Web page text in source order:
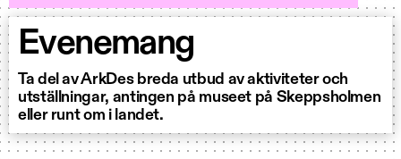
Evenemang
Ta del av ArkDes breda utbud av aktiviteter och
utställningar, antingen på museet på Skeppsholmen
eller runt om i landet.